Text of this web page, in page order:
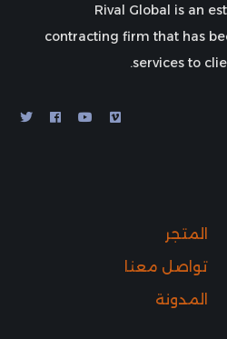
Rival Global is an
contracting firm that has
services to
المتجر
تواصل معنا
المدونة